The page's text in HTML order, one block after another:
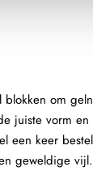
om
juiste vorm
een keer
geweldige